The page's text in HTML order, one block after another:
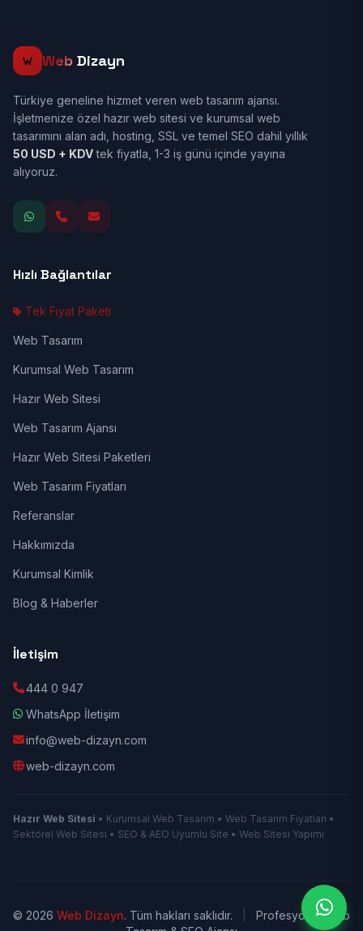
Web Dizayn
Türkiye geneline hizmet veren web tasarım ajansı.
İşletmenize özel hazır web sitesi ve kurumsal web
tasarımını alan adı, hosting, SSL ve temel SEO dahil yıllık
50 USD + KDVtek fiyatla, 1-3 iş günü içinde yayına
alıyoruz.
Hızlı Bağlantılar
Tek Fiyat Paketi
Web Tasarım
Kurumsal Web Tasarım
Hazır Web Sitesi
Web Tasarım Ajansı
Hazır Web Sitesi Paketleri
Web Tasarım Fiyatları
Referanslar
Hakkımızda
Kurumsal Kimlik
Blog & Haberler
İletişim
444 0 947
WhatsApp İletişim
info@web-dizayn.com
web-dizayn.com
Hazır Web Sitesi • Kurumsal Web Tasarım • Web Tasarım Fiyatları •
Sektörel Web Sitesi • SEO & AEO Uyumlu Site • Web Sitesi Yapımı
© 2026 Web Dizayn. Tüm hakları saklıdır.
Profesyonel Web